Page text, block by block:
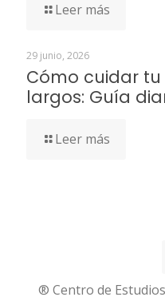
Leer más
29 junio, 2026
Cómo cuidar
largos: Guía
Leer más
® Centro de